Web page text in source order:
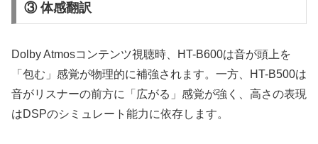
③ 体感翻訳
Dolby Atmosコンテンツ視聴時、HT-B600は音が頭上を
「包む」感覚が物理的に補強されます。一方、HT-B500は
音がリスナーの前方に「広がる」感覚が強く、高さの表現
はDSPのシミュレート能力に依存します。